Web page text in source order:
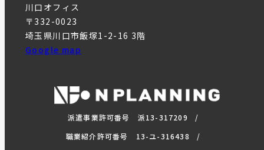
川口オフィス
〒332-0023
埼玉県川口市飯塚1-2-16 3階
Google map
派遣事業許可番号 派13-317209
職業紹介許可番号 13-ユ-316438